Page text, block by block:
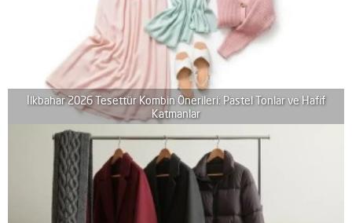
İlkbahar 2026 Tesettür Kombin Önerileri: Pastel Tonlar ve Hafif
Katmanlar